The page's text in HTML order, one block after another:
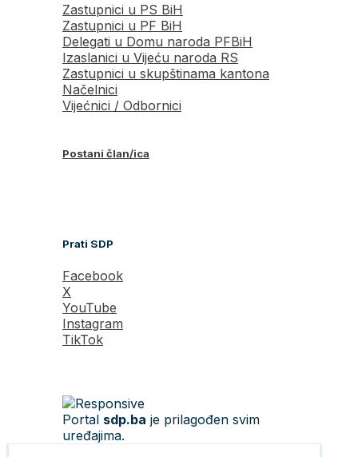
Zastupnici u PS BiH
Zastupnici u PF BiH
Delegati u Domu naroda PFBiH
Izaslanici u Vijeću naroda RS
Zastupnici u skupštinama kantona
Načelnici
Vijećnici / Odbornici
Postani član/ica
Prati SDP
Facebook
X
YouTube
Instagram
TikTok
Portal sdp.ba je prilagođen svim
uređajima.